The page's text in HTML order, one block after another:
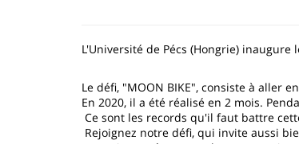
L'Université de Pécs (Hongrie)
Le défi, "MOON BIKE", consiste à aller
En 2020, il a été réalisé en 2 mois.
Ce sont les records qu'il faut battre
Rejoignez notre défi, qui invite aussi